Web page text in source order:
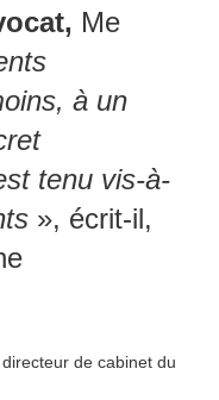
Me
à un
tenu vis-à-
», écrit-il,
de cabinet du